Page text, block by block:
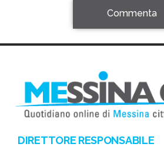
Commenta
DIRETTORE RESPONSABILE